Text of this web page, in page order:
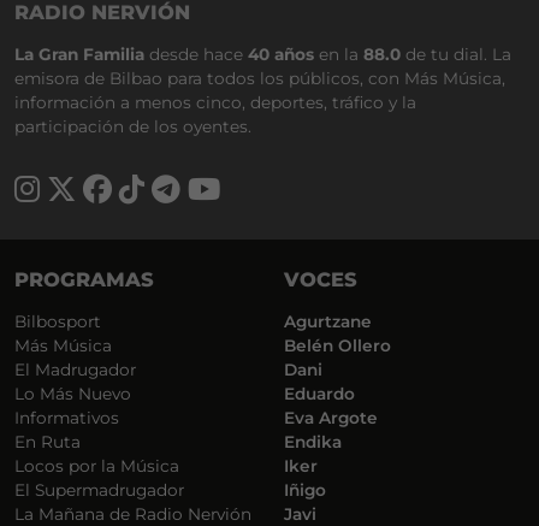
RADIO NERVIÓN
La Gran Familia desde hace 40 años en la 88.0 de tu dial. La
emisora de Bilbao para todos los públicos, con Más Música,
información a menos cinco, deportes, tráfico y la
participación de los oyentes.
PROGRAMAS
Bilbosport
Más Música
El Madrugador
Lo Más Nuevo
Informativos
En Ruta
Locos por la Música
El Supermadrugador
La Mañana de Radio Nervión
VOCES
Agurtzane
Belén Ollero
Dani
Eduardo
Eva Argote
Endika
Iker
Iñigo
Javi